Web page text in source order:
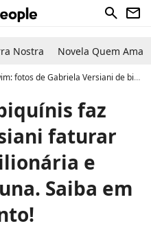
search newsletter
Nostra Novela Quem Ama
de biquíni disparam vendas de marca própria e rendem fortuna para a modelo. Saiba quanto!
faz
faturar
e
Saiba em